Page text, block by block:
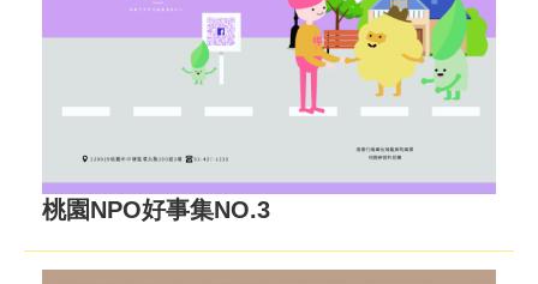
桃園NPO好事集NO.3